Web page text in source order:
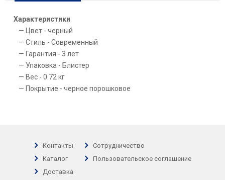
Характеристики
Цвет - черный
Стиль - Современный
Гарантия - 3 лет
Упаковка - Блистер
Вес - 0.72 кг
Покрытие - черное порошковое
Контакты
Каталог
Доставка
Сотрудничество
Пользовательское соглашение